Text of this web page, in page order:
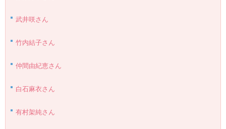
武井咲さん
竹内結子さん
仲間由紀恵さん
白石麻衣さん
有村架純さん